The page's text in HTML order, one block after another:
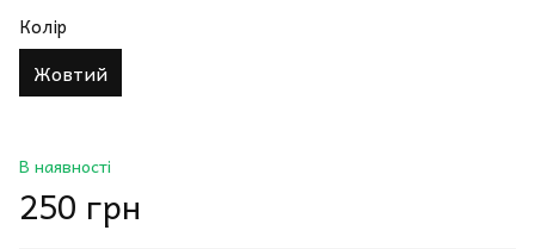
Колір
Жовтий
В наявності
250 грн